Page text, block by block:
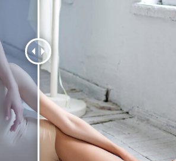
Ретушь ювелирных